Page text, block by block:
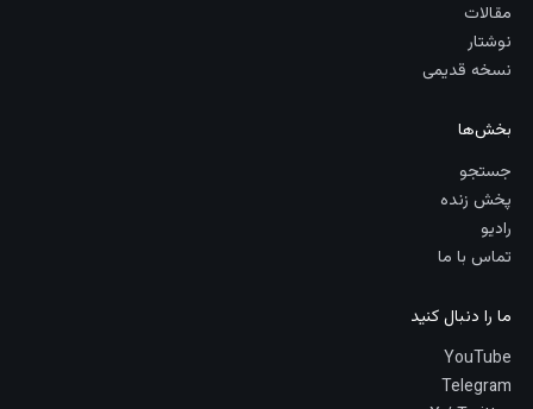
مقالات
نوشتار
نسخه قدیمی
بخش‌ها
جستجو
پخش زنده
رادیو
تماس با ما
ما را دنبال کنید
YouTube
Telegram